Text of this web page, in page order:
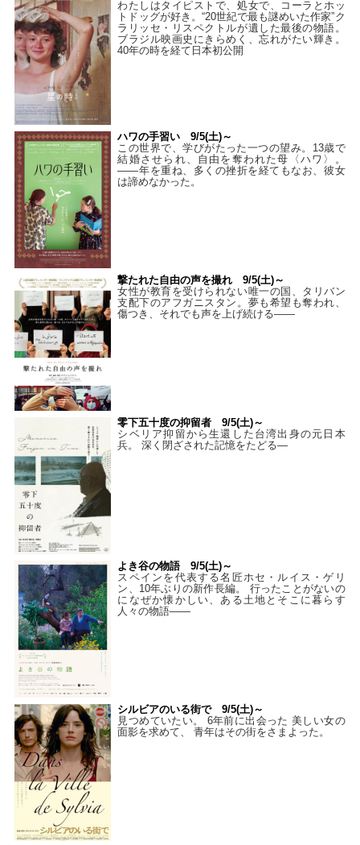
わたしはタイピストで、処⼥で、コーラとホッ
トドッグが好き。“20世紀で最も謎めいた作家”ク
ラリッセ・リスペクトルが遺した最後の物語。
ブラジル映画史にきらめく、忘れがたい輝き。
40年の時を経て⽇本初公開
ハワの手習い 9/5(土)～
この世界で、学びがたった一つの望み。13歳で
結婚させられ、自由を奪われた母〈ハワ〉。
——年を重ね、多くの挫折を経てもなお、彼女
は諦めなかった。
撃たれた自由の声を撮れ 9/5(土)～
女性が教育を受けられない唯一の国、タリバン
支配下のアフガニスタン。夢も希望も奪われ、
傷つき、それでも声を上げ続ける——
零下五十度の抑留者 9/5(土)～
シベリア抑留から生還した台湾出身の元日本
兵。 深く閉ざされた記憶をたどる—
よき谷の物語 9/5(土)～
スペインを代表する名匠ホセ・ルイス・ゲリ
ン、10年ぶりの新作長編。 行ったことがないの
になぜか懐かしい、ある土地とそこに暮らす
人々の物語――
シルビアのいる街で 9/5(土)～
見つめていたい。 6年前に出会った 美しい女の
面影を求めて、 青年はその街をさまよった。